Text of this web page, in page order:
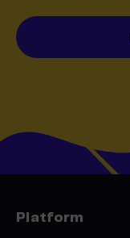
Platform